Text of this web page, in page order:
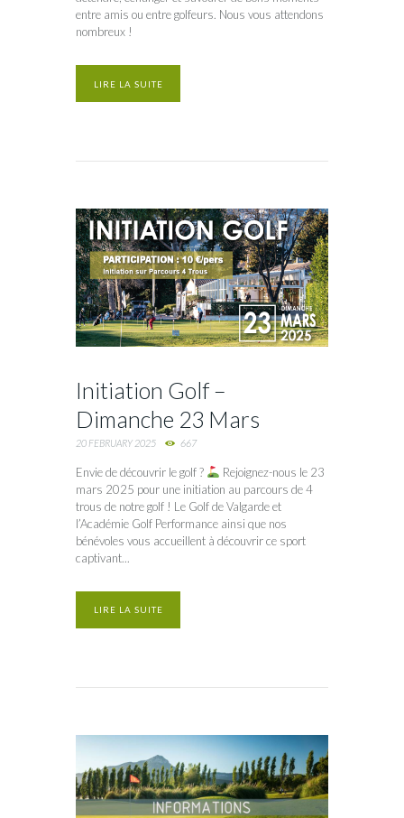
entre amis ou entre golfeurs. Nous vous attendons
nombreux !
LIRE LA SUITE
Initiation Golf –
Dimanche 23 Mars
20 FEBRUARY 2025 667
Envie de découvrir le golf ?
Rejoignez-nous le 23
mars 2025 pour une initiation au parcours de 4
trous de notre golf ! Le Golf de Valgarde et
l’Académie Golf Performance ainsi que nos
bénévoles vous accueillent à découvrir ce sport
captivant...
LIRE LA SUITE